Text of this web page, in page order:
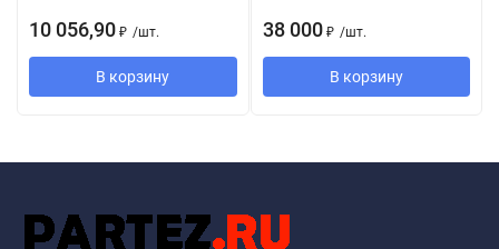
10 056,90 ₽ /шт.
В корзину
38 000 ₽ /шт.
В корзину